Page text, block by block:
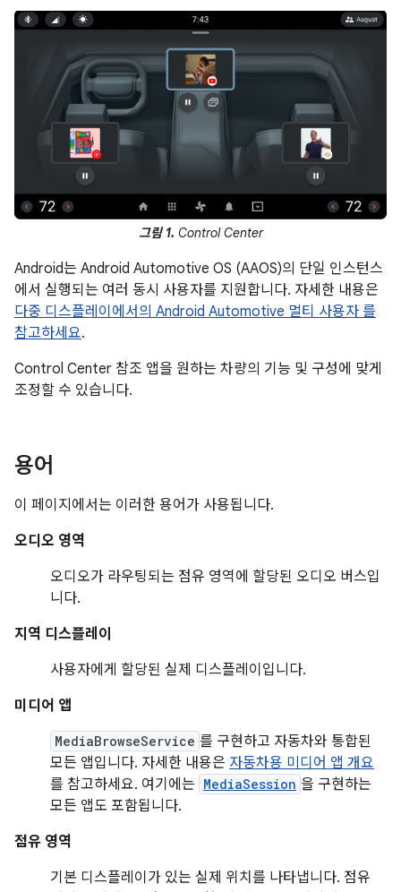
그림 1. Control Center
Android는 Android Automotive OS (AAOS)의 단일 인스턴스
에서 실행되는 여러 동시 사용자를 지원합니다. 자세한 내용은
다중 디스플레이에서의 Android Automotive 멀티 사용자 를
참고하세요.
Control Center 참조 앱을 원하는 차량의 기능 및 구성에 맞게
조정할 수 있습니다.
용어
이 페이지에서는 이러한 용어가 사용됩니다.
오디오 영역
오디오가 라우팅되는 점유 영역에 할당된 오디오 버스입
니다.
지역 디스플레이
사용자에게 할당된 실제 디스플레이입니다.
미디어 앱
MediaBrowseService 를 구현하고 자동차와 통합된
모든 앱입니다. 자세한 내용은 자동차용 미디어 앱 개요
를 참고하세요. 여기에는 MediaSession 을 구현하는
모든 앱도 포함됩니다.
점유 영역
기본 디스플레이가 있는 실제 위치를 나타냅니다. 점유